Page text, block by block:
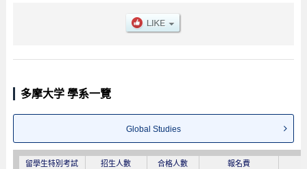
多摩大学 學系一覽
Global Studies
留學生特別考試 招生人數 合格人數 報名費